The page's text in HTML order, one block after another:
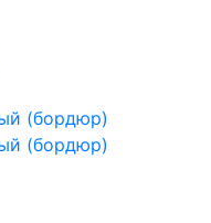
(бордюр)
(бордюр)